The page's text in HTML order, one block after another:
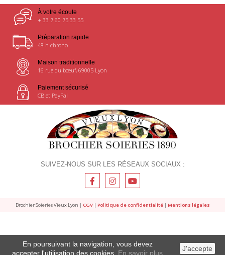
À votre écoute
+ 33 7 60 75 33 55
Préparation rapide
48 h chrono
Maison traditionnelle
16 rue du bœuf, 69005 Lyon
Paiement sécurisé
CB et PayPal
SUIVEZ-NOUS SUR LES RÉSEAUX SOCIAUX :
En poursuivant la navigation, vous devez
accepter l'utilisation des cookies. En savoir plus
J'accepte
Brochier Soieries Vieux Lyon | CGV| Politique de confidentialité| Mentions légales